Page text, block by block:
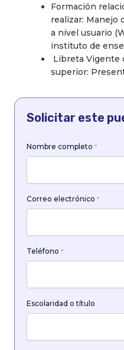
Formación
realizar: Manejo
a nivel usuario
instituto de
Libreta Vigente
superior:
Solicitar este
Nombre completo *
Correo electrónico *
Teléfono *
Escolaridad o título